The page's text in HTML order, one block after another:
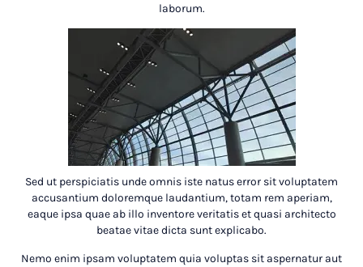
laborum.
Sed ut perspiciatis unde omnis iste natus error sit voluptatem
accusantium doloremque laudantium, totam rem aperiam,
eaque ipsa quae ab illo inventore veritatis et quasi architecto
beatae vitae dicta sunt explicabo.
Nemo enim ipsam voluptatem quia voluptas sit aspernatur aut